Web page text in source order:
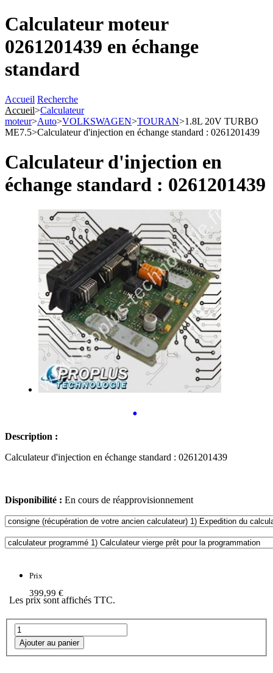
Calculateur moteur
0261201439 en échange
standard
Accueil Recherche
Accueil>Calculateur
moteur>Auto>VOLKSWAGEN>TOURAN>1.8L 20V TURBO
ME7.5>Calculateur d'injection en échange standard : 0261201439
Calculateur d'injection en
échange standard : 0261201439
•
Description :
Calculateur d'injection en échange standard : 0261201439
Disponibilité : En cours de réapprovisionnement
Prix
399,99 €
Les prix sont affichés TTC.